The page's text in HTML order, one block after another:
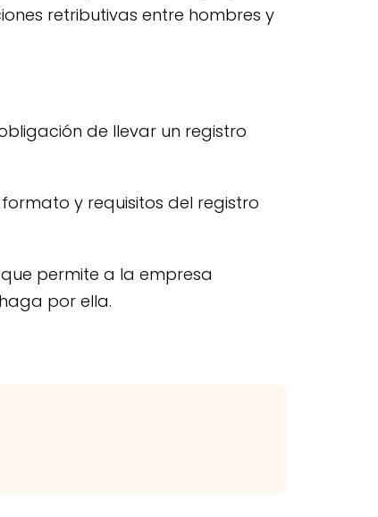
retributivas entre hombres y
de llevar un registro
y requisitos del registro
permite a la empresa
por ella.